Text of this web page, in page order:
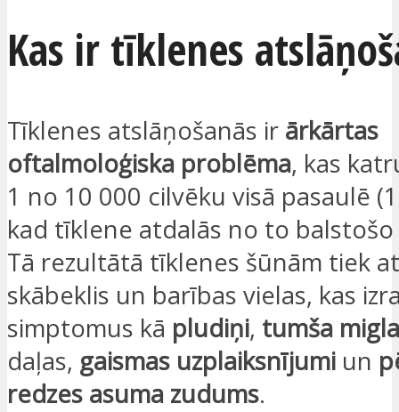
Kas ir tīklenes
Tīklenes atslāņošanās ir ārkārtas
oftalmoloģiska problēma, kas
1 no 10 000 cilvēku visā pasaulē
kad tīklene atdalās no to
Tā rezultātā tīklenes šūnām tiek
skābeklis un barības vielas, kas
simptomus kā pludiņi, tumša migla
daļas, gaismas uzplaiksnījumi un
redzes asuma zudums.